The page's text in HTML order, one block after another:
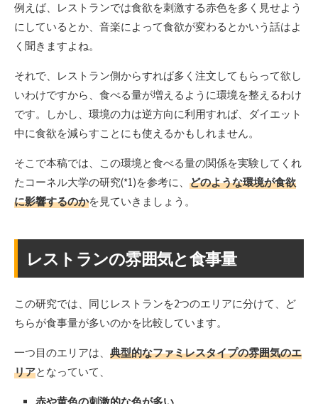
例えば、レストランでは食欲を刺激する赤色を多く見せよう
にしているとか、音楽によって食欲が変わるとかいう話はよ
く聞きますよね。
それで、レストラン側からすれば多く注文してもらって欲し
いわけですから、食べる量が増えるように環境を整えるわけ
です。しかし、環境の力は逆方向に利用すれば、ダイエット
中に食欲を減らすことにも使えるかもしれません。
そこで本稿では、この環境と食べる量の関係を実験してくれ
たコーネル大学の研究(*1)を参考に、 どのような環境が食欲
に影響するのかを見ていきましょう。
レストランの雰囲気と食事量
この研究では、同じレストランを2つのエリアに分けて、ど
ちらが食事量が多いのかを比較しています。
一つ目のエリアは、 典型的なファミレスタイプの雰囲気のエ
リアとなっていて、